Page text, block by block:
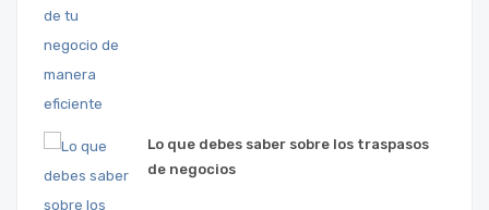
Lo que debes saber sobre los traspasos
de negocios